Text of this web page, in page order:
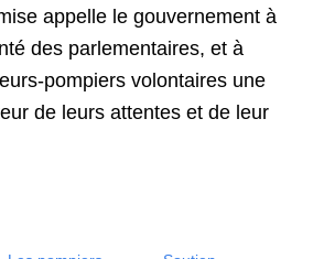
appelle le gouvernement à
des parlementaires, et à
pompiers volontaires une
de leurs attentes et de leur